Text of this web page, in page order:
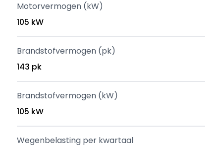
Motorvermogen (kW)
105 kW
Brandstofvermogen (pk)
143 pk
Brandstofvermogen (kW)
105 kW
Wegenbelasting per kwartaal